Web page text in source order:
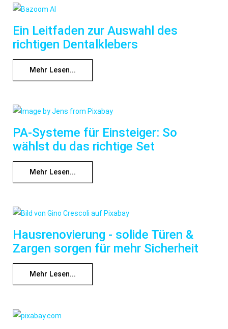
Ein Leitfaden zur Auswahl des
richtigen Dentalklebers
Mehr Lesen...
PA-Systeme für Einsteiger: So
wählst du das richtige Set
Mehr Lesen...
Hausrenovierung - solide Türen &
Zargen sorgen für mehr Sicherheit
Mehr Lesen...